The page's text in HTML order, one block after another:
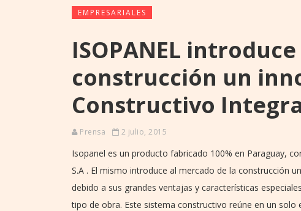
EMPRESARIALES
ISOPANEL
construcción un
Constructivo
Prensa 2 julio, 2015
Isopanel es un producto fabricado 100% en Paraguay,
S.A . El mismo introduce al mercado de la construcción
debido a sus grandes ventajas y características
tipo de obra. Este sistema constructivo reúne en un